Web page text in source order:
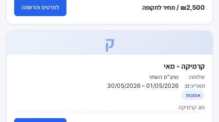
₪2,500 / מחיר לתקופה לפרטים והרשמה
ק
קרמיקה - מאי
שלוחה:
מתנ"ס השחר
תאריכים:
01/05/2026 – 30/05/2026
אומנות
חוג קרמיקה